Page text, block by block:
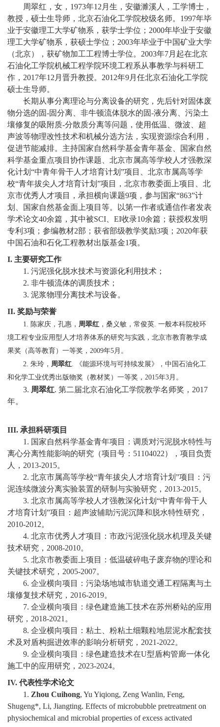
就
业
教
育
学
师
队
伍
学
科
作
周翠红，女， 1973年12 月生，安徽濉溪人，工学博士，
教授，硕士生导师，北京石油化工学院校级名师。 1997年毕
业于安徽理工大学矿物系，获学士学位； 2000年毕业于安徽
理工大学矿物系，获硕士学位； 2003年毕业于中国矿业大学
（北京），获矿物加工工程博士学位。 2003年7月起在北京
石油化工学院机械工程学院环境工程系从事教学与科研工
作， 2017年12 月晋升教授。 2012年9月任北京石油化工学院
硕士生导师。
长期从事分离理论与分离设备的研究，先后针对固体废
物分选的固-固分离、非牛顿流体脱水的固-液分离、污染土
壤修复的吸附质-分散质分离等问题，使用低温、微波、超
声波等物理改性技术和机械分选方法，实现资源综合利用，
促进节能减排。主持国家自然科学基金青年基金、国家自然
科学基金重点项目协作课题、北京市属高等学校人才强教深
化计划“中青年骨干人才培育计划”项目、北京市属高等学
校“青年拔尖人才培育计划”项目，北京市教委面上项目、北
京市优秀人才项目，承担横向课题9项，参与国家“863”计
划、国家自然基金面上项目等。以第一作者或通信作者发表
学术论文40余篇，其中被SCI EI收录10余篇；获授权发明
专利 3项；参编教材2部；获省部级教学奖励3项； 2020年获
中国石油和石化工程教材出版基金1项。
I. 主要研究工作
1. 污泥强化脱水技术与资源化利用技术；
2. 非牛顿流体的调质技术；
3. 泥浆物理分离技术与设备。
II. 奖励与荣誉
1. 陈家庆，孔惠， 周翠红 ，桑义敏，常俊英 一般本科院校环
境工程专业应用型人才培养体系的研究与实践，北京市教育教学成
果奖（高等教育）一等奖， 2009年5 月。
2. 朱玲， 周翠红
《能源环境与可持续发展》，中国石油化工
和化学工业优秀出版物奖（教材奖）一等奖， 2015年3 月。
3. 周翠红. 第二届北京石油化工学院教学名师奖， 2017
年。
III. 承担科研项目
1. 国家自然科学基金青年项目：调质对污泥脱水特性与
离心分离性能影响的研究（项目号： 51104022），项目负责
人， 2013-2015。
2. 北京市属高等学校“青年拔尖人才培育计划 ”项目：污
泥连续微波分离实验装置的研制与实验研究， 2013-2015。
3. 北京市属高等学校人才强教深化计划“中青年骨干人
才培育计划”项目：超声波辅助污泥沉降和脱水特性研究，
2010-2012。
4. 北京市优秀人才项目：市政污泥强化脱水机理及关键
技术研究， 2008-2010。
5. 北京市教委面上项目：低温破碎电子废弃物的理论和
关键技术研究， 2005-2007。
6. 企业横向项目：污染场地城市轨道交通工程隔离与土
壤修复技术研究， 2016-2019。
7. 企业横向项目： 绿色建造施工技术在苏州桥站的应用
研究， 2018-2021 。
8. 企业横向项目：粘土、粉粘土细颗粒地层泥水配套技
术及对盾构掘进效率的影响分析研究， 2021-2022。
9. 企业横向项目：绿色建造技术在U型盾构管廊一体化
施工中的应用研究， 2023-2024。
IV. 代表性学术论文
1. Zhou Cuihong, Yu Yiqiong, Zeng Wanlin, Feng,
Shugeng*, Li, Jiangting. Effects of microbubble pretreatment on
physiochemical and microbial properties of excess activated